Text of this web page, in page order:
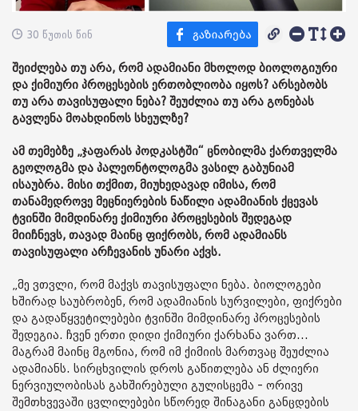
30 წუთის წინ
შეიძლება თუ არა, რომ ადამიანი მხოლოდ ბიოლოგიური
და ქიმიური პროცესების ერთობლიობა იყოს? არსებობს
თუ არა თავისუფალი ნება? შეუძლია თუ არა გონებას
გავლენა მოახდინოს სხეულზე?
ამ თემებზე „ჯაფარას პოდკასტში“ ცნობილმა ქართველმა
გეოლოგმა და პალეონტოლოგმა ვასილ გაბუნიამ
ისაუბრა. მისი თქმით, მიუხედავად იმისა, რომ
თანამედროვე მეცნიერების ნაწილი ადამიანის ქცევას
ტვინში მიმდინარე ქიმიური პროცესების შედეგად
მიიჩნევს, თავად მაინც ფიქრობს, რომ ადამიანს
თავისუფალი არჩევანის უნარი აქვს.
„მე ვთვლი, რომ მაქვს თავისუფალი ნება. ბიოლოგები
ხშირად საუბრობენ, რომ ადამიანის სურვილები, ფიქრები
და გადაწყვეტილებები ტვინში მიმდინარე პროცესების
შედეგია. ჩვენ ერთი დიდი ქიმიური ქარხანა ვართ...
მაგრამ მაინც მგონია, რომ იმ ქიმიის მართვაც შეუძლია
ადამიანს. სირცხვილის დროს გაწითლება ან ძლიერი
ნერვიულობისას გახშირებული გულისცემა - ორივე
შემთხვევაში ცვლილებები სწორედ შინაგანი განცდების